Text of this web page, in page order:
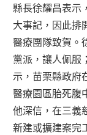
縣長徐耀昌表示
大事記，因此排
醫療團隊致賀。
黨派，讓人佩服
示，苗栗縣政府
醫療園區胎死腹
他深信，在三義
新建或擴建案完